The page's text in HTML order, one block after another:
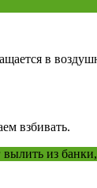
в
взбивать.
из банки,